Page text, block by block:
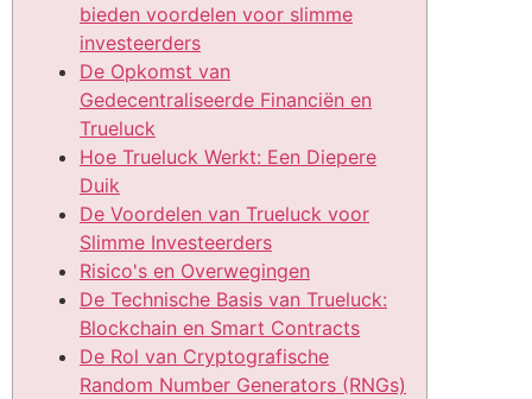
bieden voordelen voor slimme
investeerders
De Opkomst van
Gedecentraliseerde Financiën en
Trueluck
Hoe Trueluck Werkt: Een Diepere
Duik
De Voordelen van Trueluck voor
Slimme Investeerders
Risico's en Overwegingen
De Technische Basis van Trueluck:
Blockchain en Smart Contracts
De Rol van Cryptografische
Random Number Generators (RNGs)